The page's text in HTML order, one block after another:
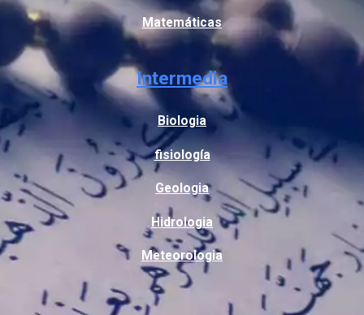
Matemáticas
Intermedia
Biologia
fisiología
Geologia
Hidrologia
Meteorologia